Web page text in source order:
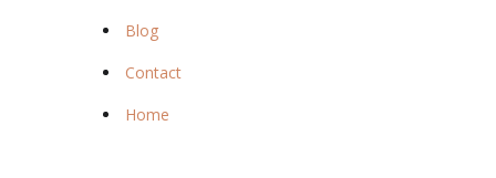
Blog
Contact
Home